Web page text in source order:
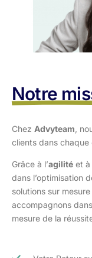
Notre
Chez Advyteam ,
clients dans chaque
Grâce à l’agilité et à
dans l’optimisation
solutions sur
accompagnons
mesure de la